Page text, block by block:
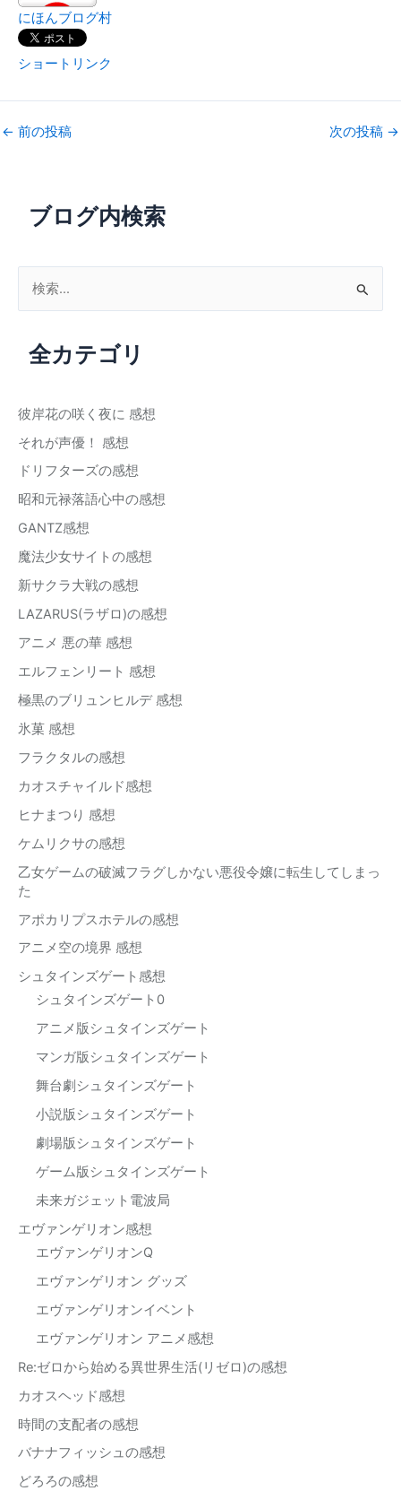
ブログ内検索
象全カテゴリ
彼岸花の咲く夜に 感想
それが声優！ 感想
ドリフターズの感想
昭和元禄落語心中の感想
GANTZ感想
魔法少女サイトの感想
新サクラ大戦の感想
LAZARUS(ラザロ)の感想
アニメ 悪の華 感想
エルフェンリート 感想
極黒のブリュンヒルデ 感想
氷菓 感想
フラクタルの感想
カオスチャイルド感想
ヒナまつり 感想
ケムリクサの感想
乙女ゲームの破滅フラグしかない悪役令嬢に転生してしまっ
た
アポカリプスホテルの感想
アニメ空の境界 感想
シュタインズゲート感想
シュタインズゲート0
アニメ版シュタインズゲート
マンガ版シュタインズゲート
舞台劇シュタインズゲート
小説版シュタインズゲート
劇場版シュタインズゲート
ゲーム版シュタインズゲート
未来ガジェット電波局
エヴァンゲリオン感想
エヴァンゲリオンQ
エヴァンゲリオン グッズ
エヴァンゲリオンイベント
エヴァンゲリオン アニメ感想
Re:ゼロから始める異世界生活(リゼロ)の感想
カオスヘッド感想
時間の支配者の感想
バナナフィッシュの感想
どろろの感想
にほんブログ村
ショートリンク
← 前の投稿 次の投稿 →